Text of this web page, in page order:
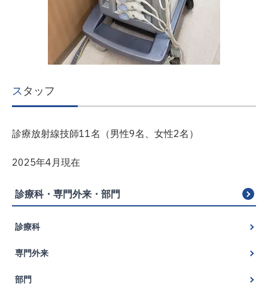
スタッフ
診療放射線技師11名（男性9名、女性2名）
2025年4月現在
診
療
科・
専
門
来・
門
診療科・専門外来・部門
診療科
脳神経外科
専門外来
せぼね外来
部門